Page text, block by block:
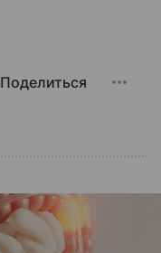
Поделиться